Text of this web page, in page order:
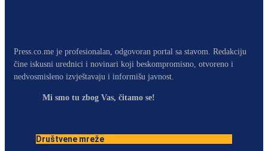
Press.co.me je profesionalan, odgovoran portal sa stavom. Redakciju
čine iskusni urednici i novinari koji beskompromisno, otvoreno i
nedvosmisleno izvještavaju i informišu javnost.
Mi smo tu zbog Vas, čitamo se!
Društvene mreže